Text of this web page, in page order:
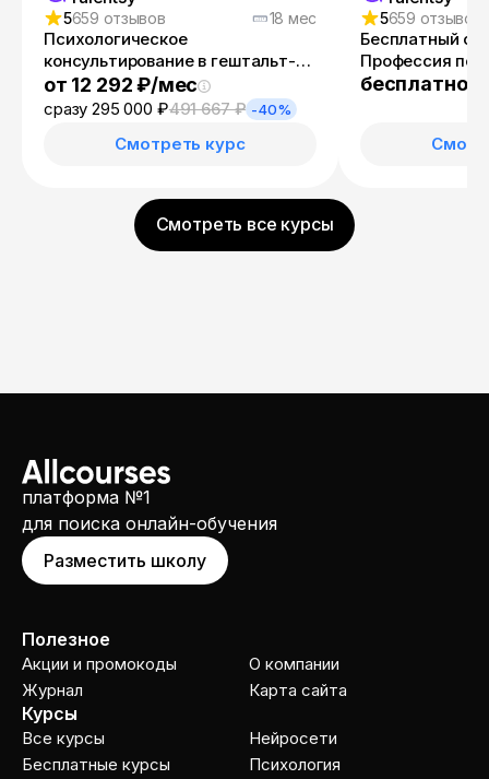
5659 отзывов 18 мес
Психологическое
консультирование в гештальт-
подходе
от 12 292 ₽/мес
сразу 295 000 ₽491 667 ₽ -40%
Смотреть курс
5659 отзывов
Бесплатный
Профессия
консультант
бесплатно
Смотреть все курсы
платформа №1
для поиска онлайн-обучения
Разместить школу
Полезное
Акции и промокоды
Журнал
О компании
Карта сайта
Курсы
Все курсы
Бесплатные курсы
Нейросети
Психология